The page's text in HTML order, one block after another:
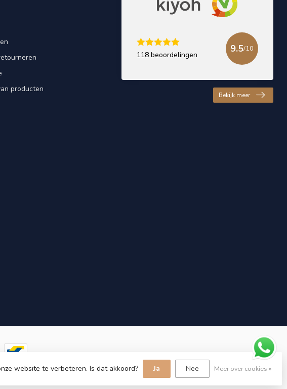
producten
118 beoordelingen
9.5/10
Bekijk meer
website te verbeteren. Is dat akkoord? Ja Nee Meer over cookies »